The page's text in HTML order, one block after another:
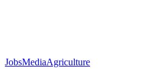
JobsMediaAgriculture